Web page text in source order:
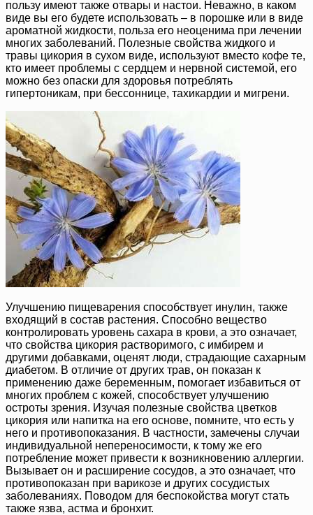
пользу имеют также отвары и настои. Неважно, в каком
виде вы его будете использовать – в порошке или в виде
ароматной жидкости, польза его неоценима при лечении
многих заболеваний. Полезные свойства жидкого и
травы цикория в сухом виде, используют вместо кофе те,
кто имеет проблемы с сердцем и нервной системой, его
можно без опаски для здоровья потреблять
гипертоникам, при бессоннице, тахикардии и мигрени.
Улучшению пищеварения способствует инулин, также
входящий в состав растения. Способно вещество
контролировать уровень сахара в крови, а это означает,
что свойства цикория растворимого, с имбирем и
другими добавками, оценят люди, страдающие сахарным
диабетом. В отличие от других трав, он показан к
применению даже беременным, помогает избавиться от
многих проблем с кожей, способствует улучшению
остроты зрения. Изучая полезные свойства цветков
цикория или напитка на его основе, помните, что есть у
него и противопоказания. В частности, замечены случаи
индивидуальной непереносимости, к тому же его
потребление может привести к возникновению аллергии.
Вызывает он и расширение сосудов, а это означает, что
противопоказан при варикозе и других сосудистых
заболеваниях. Поводом для беспокойства могут стать
также язва, астма и бронхит.